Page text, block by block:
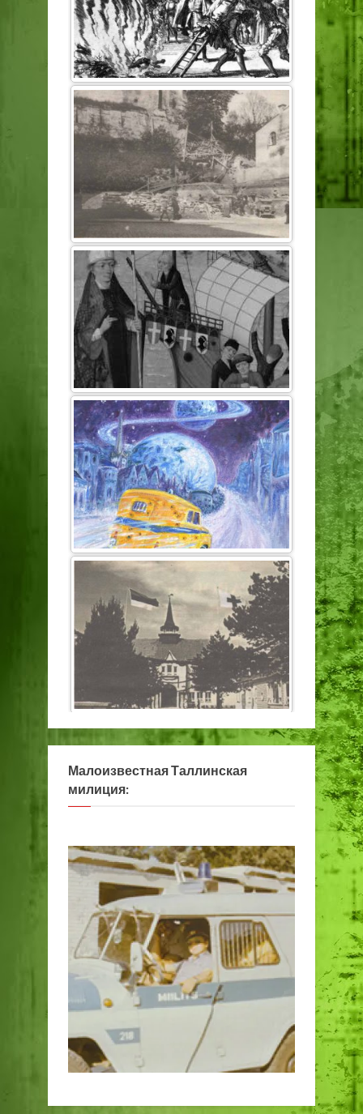
Малоизвестная Таллинская
милиция: